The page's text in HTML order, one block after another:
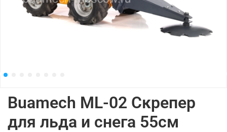
Buamech ML-02 Скрепер
для льда и снега 55см